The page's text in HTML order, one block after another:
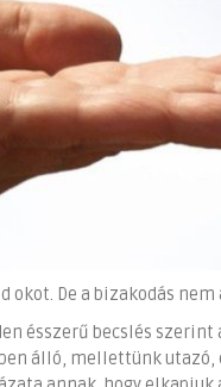
okot. De a bizakodás
ésszerű becslés szerint
álló, mellettünk